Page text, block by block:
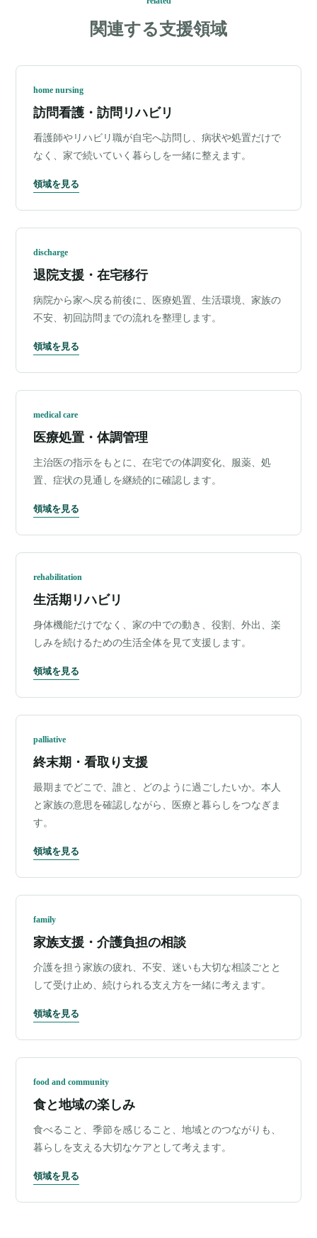
関連する支援領域
home nursing
訪問看護・訪問リハビリ
看護師やリハビリ職が自宅へ訪問し、病状や処置だけで
なく、家で続いていく暮らしを一緒に整えます。
領域を見る
discharge
退院支援・在宅移行
病院から家へ戻る前後に、医療処置、生活環境、家族の
不安、初回訪問までの流れを整理します。
領域を見る
medical care
医療処置・体調管理
主治医の指示をもとに、在宅での体調変化、服薬、処
置、症状の見通しを継続的に確認します。
領域を見る
rehabilitation
生活期リハビリ
身体機能だけでなく、家の中での動き、役割、外出、楽
しみを続けるための生活全体を見て支援します。
領域を見る
palliative
終末期・看取り支援
最期までどこで、誰と、どのように過ごしたいか。本人
と家族の意思を確認しながら、医療と暮らしをつなぎま
す。
領域を見る
family
家族支援・介護負担の相談
介護を担う家族の疲れ、不安、迷いも大切な相談ごとと
して受け止め、続けられる支え方を一緒に考えます。
領域を見る
food and community
食と地域の楽しみ
食べること、季節を感じること、地域とのつながりも、
暮らしを支える大切なケアとして考えます。
領域を見る